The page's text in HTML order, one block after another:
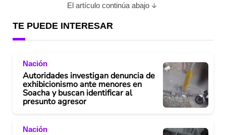
El artículo continúa abajo
TE PUEDE INTERESAR
Nación
Autoridades investigan denuncia de
exhibicionismo ante menores en
Soacha y buscan identificar al
presunto agresor
Nación